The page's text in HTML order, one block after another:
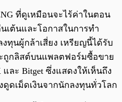
ที่ดูเหมือนจะไร้ค่าในตอน
เต้นและโอกาสในการทำ
ทุนผู้กล้าเสี่ยง เหรียญนี้ได้รับ
ถูกลิสต์บนแพลตฟอร์มซื้อขาย
ละ Bitget ซึ่งแสดงให้เห็นถึง
ดเม็ดเงินจากนักลงทุนทั่วโลก